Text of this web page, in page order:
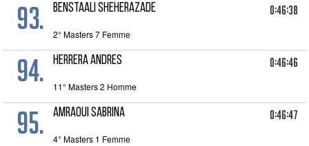
93. BENSTAALI SHEHERAZADE 0:46:38
2° Masters 7 Femme
94. HERRERA ANDRES 0:46:46
11° Masters 2 Homme
95. AMRAOUI SABRINA 0:46:47
4° Masters 1 Femme